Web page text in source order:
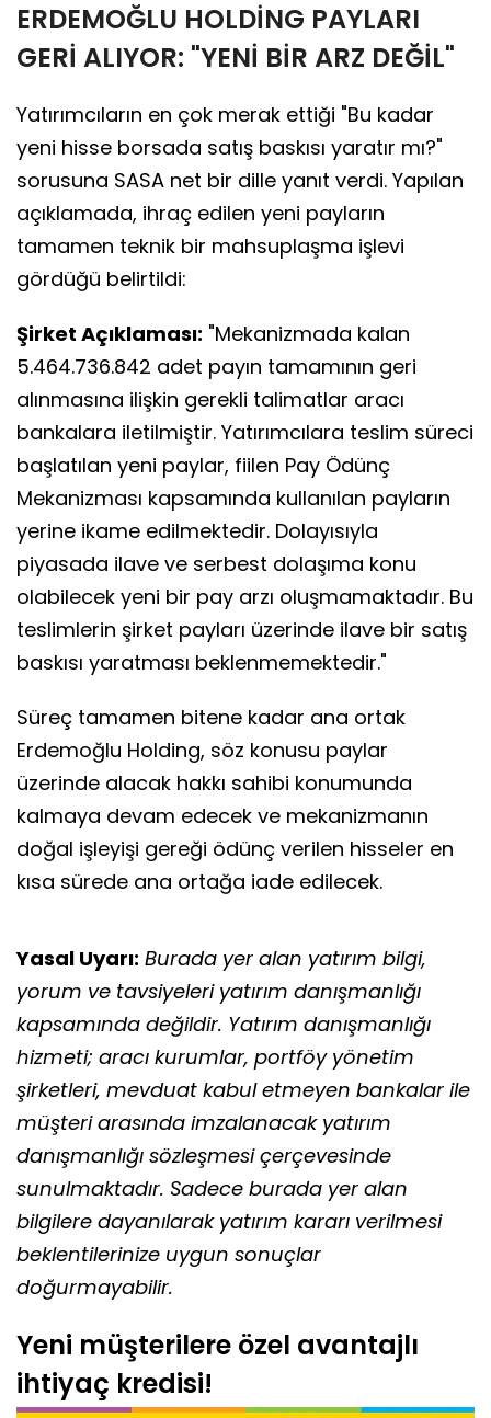
ERDEMOĞLU HOLDİNG PAYLARI
GERİ ALIYOR: "YENİ BİR ARZ DEĞİL"
Yatırımcıların en çok merak ettiği "Bu kadar
yeni hisse borsada satış baskısı yaratır mı?"
sorusuna SASA net bir dille yanıt verdi. Yapılan
açıklamada, ihraç edilen yeni payların
tamamen teknik bir mahsuplaşma işlevi
gördüğü belirtildi:
Şirket Açıklaması: "Mekanizmada kalan
5.464.736.842 adet payın tamamının geri
alınmasına ilişkin gerekli talimatlar aracı
bankalara iletilmiştir. Yatırımcılara teslim süreci
başlatılan yeni paylar, fiilen Pay Ödünç
Mekanizması kapsamında kullanılan payların
yerine ikame edilmektedir. Dolayısıyla
piyasada ilave ve serbest dolaşıma konu
olabilecek yeni bir pay arzı oluşmamaktadır. Bu
teslimlerin şirket payları üzerinde ilave bir satış
baskısı yaratması beklenmemektedir."
Süreç tamamen bitene kadar ana ortak
Erdemoğlu Holding, söz konusu paylar
üzerinde alacak hakkı sahibi konumunda
kalmaya devam edecek ve mekanizmanın
doğal işleyişi gereği ödünç verilen hisseler en
kısa sürede ana ortağa iade edilecek.
Yasal Uyarı: Burada yer alan yatırım bilgi,
yorum ve tavsiyeleri yatırım danışmanlığı
kapsamında değildir. Yatırım danışmanlığı
hizmeti; aracı kurumlar, portföy yönetim
şirketleri, mevduat kabul etmeyen bankalar ile
müşteri arasında imzalanacak yatırım
danışmanlığı sözleşmesi çerçevesinde
sunulmaktadır. Sadece burada yer alan
bilgilere dayanılarak yatırım kararı verilmesi
beklentilerinize uygun sonuçlar
doğurmayabilir.
Yeni müşterilere özel avantajlı
ihtiyaç kredisi!